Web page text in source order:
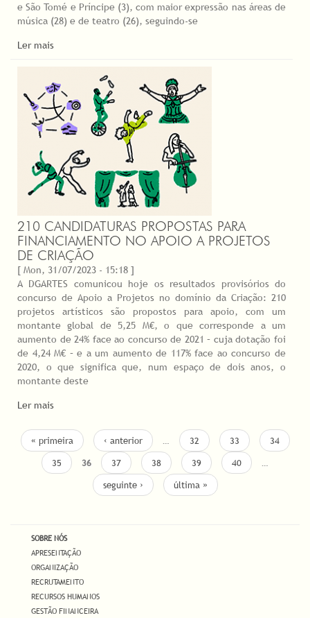
e São Tomé e Príncipe (3), com maior expressão nas áreas de
música (28) e de teatro (26), seguindo-se
Ler mais
210 CANDIDATURAS PROPOSTAS PARA
FINANCIAMENTO NO APOIO A PROJETOS
DE CRIAÇÃO
[ Mon, 31/07/2023 - 15:18 ]
A DGARTES comunicou hoje os resultados provisórios do
concurso de Apoio a Projetos no domínio da Criação: 210
projetos artísticos são propostos para apoio, com um
montante global de 5,25 M€, o que corresponde a um
aumento de 24% face ao concurso de 2021 – cuja dotação foi
de 4,24 M€ – e a um aumento de 117% face ao concurso de
2020, o que significa que, num espaço de dois anos, o
montante deste
Ler mais
PAGES« primeira ‹ anterior … 32 33
34
35
36 37 38 39 40
…
seguinte ›
última »
SOBRE NÓS
APRESENTAÇÃO
ORGANIZAÇÃO
RECRUTAMENTO
RECURSOS HUMANOS
GESTÃO FINANCEIRA